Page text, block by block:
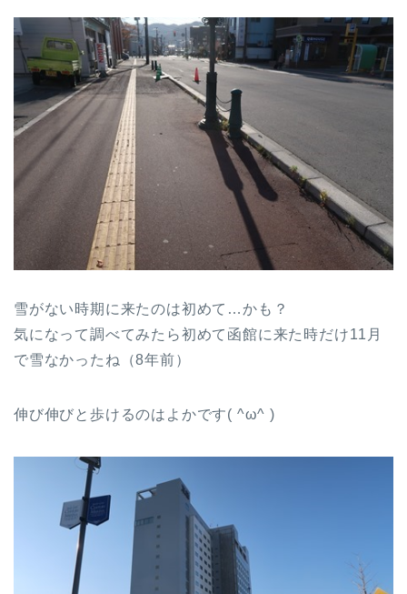
雪がない時期に来たのは初めて…かも？
気になって調べてみたら初めて函館に来た時だけ11月
で雪なかったね（8年前）
伸び伸びと歩けるのはよかです( ^ω^ )